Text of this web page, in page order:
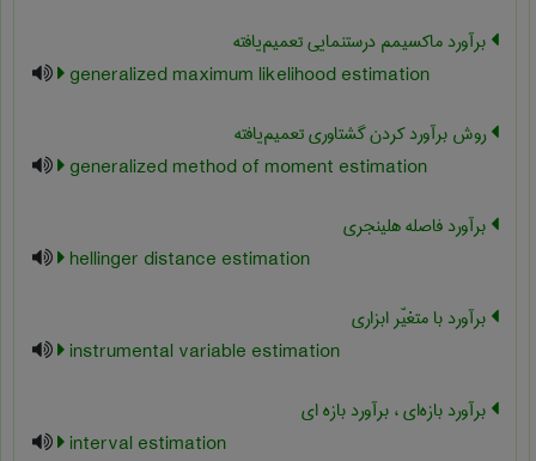
برآورد ماکسیمم درستنمایی تعمیم‌یافته
generalized maximum likelihood estimation
روش برآورد کردن گشتاوری تعمیم‌یافته
generalized method of moment estimation
برآورد فاصله هلینجری
hellinger distance estimation
برآورد با متغیّر ابزاری
instrumental variable estimation
برآورد بازه‌ای ، برآورد بازه ای
interval estimation